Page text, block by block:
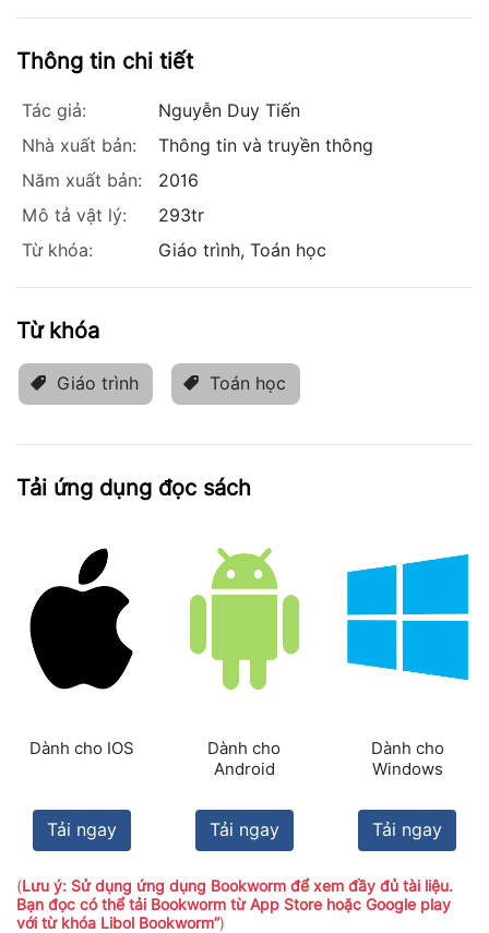
Thông tin chi tiết
Tác giả:
Nguyễn Duy Tiến
Nhà xuất bản:
Thông tin và truyền thông
Năm xuất bản:
2016
Mô tả vật lý:
293tr
Từ khóa:
Giáo trình, Toán học
Từ khóa
Giáo trình Toán học
Tải ứng dụng đọc sách
Dành cho IOS
Tải ngay
Dành cho
Android
Tải ngay
Dành cho
Windows
Tải ngay
(Lưu ý: Sử dụng ứng dụng Bookworm để xem đầy đủ tài liệu.
Bạn đọc có thể tải Bookworm từ App Store hoặc Google play
với từ khóa Libol Bookworm”)